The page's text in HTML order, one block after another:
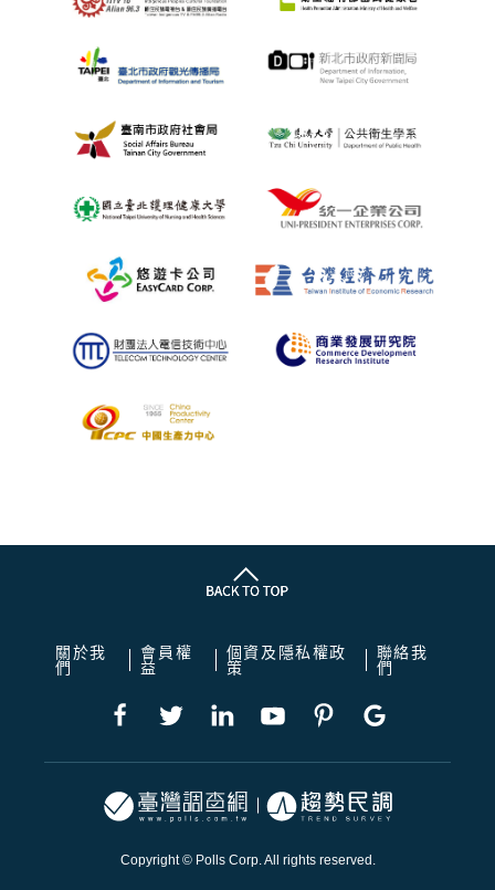
關於我
們
會員權
益
個資及隱私權政
策
聯絡我
們
Copyright © Polls Corp. All rights reserved.